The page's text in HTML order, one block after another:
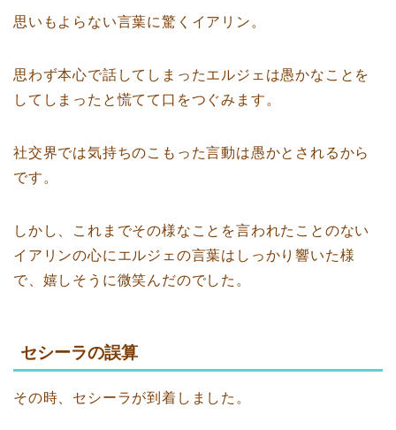
思いもよらない言葉に驚くイアリン。
思わず本心で話してしまったエルジェは愚かなことを
してしまったと慌てて口をつぐみます。
社交界では気持ちのこもった言動は愚かとされるから
です。
しかし、これまでその様なことを言われたことのない
イアリンの心にエルジェの言葉はしっかり響いた様
で、嬉しそうに微笑んだのでした。
セシーラの誤算
その時、セシーラが到着しました。